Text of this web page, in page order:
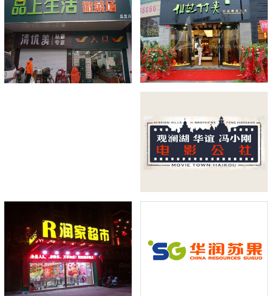
思迅商云8成功上线观澜湖
华谊冯小刚电影公社
商云8与华润苏果强强联手
打造区域零售典范
华联吉买盛携手思迅商云8